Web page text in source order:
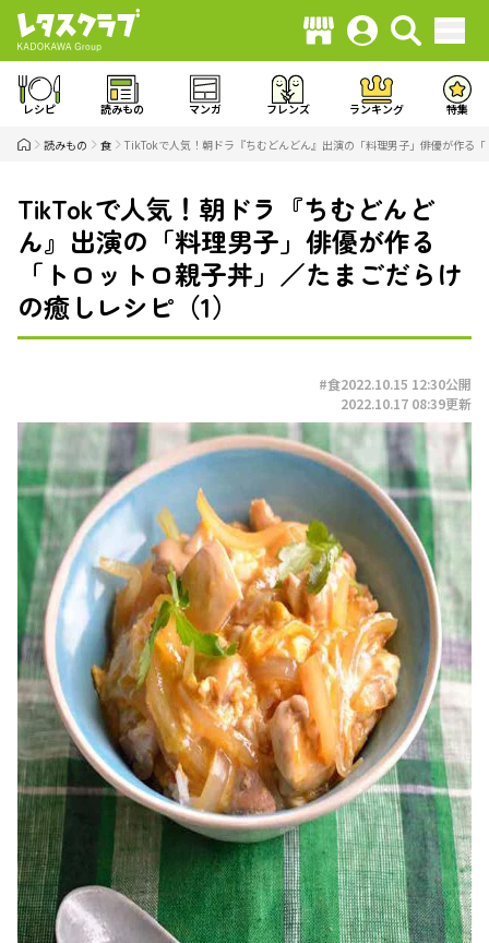
レシピ 読みもの マンガ フレンズ ランキング 特集
読みもの 食 TikTokで人気！朝ドラ『ちむどんどん』出演の「料理男子」俳優が作る
TikTokで人気！朝ドラ『ちむどんど
ん』出演の「料理男子」俳優が作る
「トロットロ親子丼」／たまごだらけ
の癒しレシピ（1）
#食2022.10.15 12:30公開
2022.10.17 08:39更新